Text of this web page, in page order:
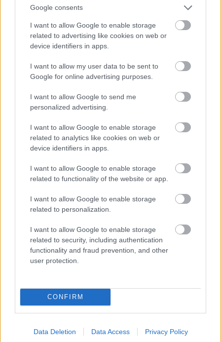
Google consents
I want to allow Google to enable storage
related to advertising like cookies on web or
device identifiers in apps.
I want to allow my user data to be sent to
Google for online advertising purposes.
I want to allow Google to send me
personalized advertising.
I want to allow Google to enable storage
related to analytics like cookies on web or
device identifiers in apps.
I want to allow Google to enable storage
related to functionality of the website or app.
I want to allow Google to enable storage
related to personalization.
I want to allow Google to enable storage
related to security, including authentication
functionality and fraud prevention, and other
user protection.
CONFIRM
Data Deletion Data Access Privacy Policy